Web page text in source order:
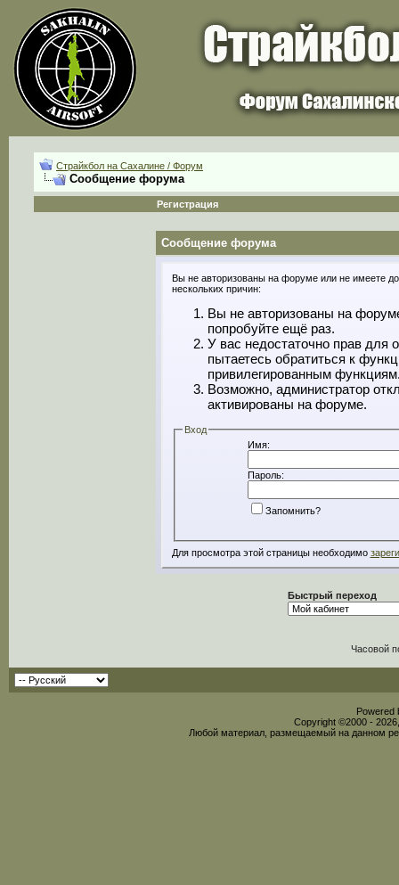
Страйкбол на Сахалине / Форум
Сообщение форума
Регистрация
Сообщение форума
Вы не авторизованы на форуме или не имеете
нескольких причин:
Вы не авторизованы на
попробуйте ещё раз.
У вас недостаточно прав для
пытаетесь обратиться к
привилегированным
Возможно, администратор
активированы на форуме.
Вход
Имя:
Пароль:
Запомнить?
Для просмотра этой страницы необходимо
Быстрый переход
Часовой
Powered
Copyright ©2000 -
Любой материал, размещаемый на данном